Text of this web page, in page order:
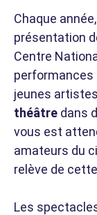
Chaque
présentation
Centre
performances
jeunes
théâtre dans
vous est
amateurs du
relève de
Les